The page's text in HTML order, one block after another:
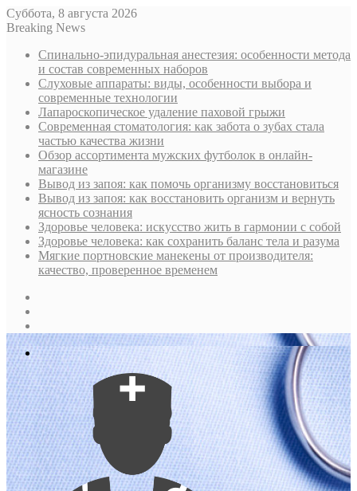
Суббота, 8 августа 2026
Breaking News
Спинально-эпидуральная анестезия: особенности метода
и состав современных наборов
Слуховые аппараты: виды, особенности выбора и
современные технологии
Лапароскопическое удаление паховой грыжи
Современная стоматология: как забота о зубах стала
частью качества жизни
Обзор ассортимента мужских футболок в онлайн-
магазине
Вывод из запоя: как помочь организму восстановиться
Вывод из запоя: как восстановить организм и вернуть
ясность сознания
Здоровье человека: искусство жить в гармонии с собой
Здоровье человека: как сохранить баланс тела и разума
Мягкие портновские манекены от производителя:
качество, проверенное временем
In
Меню